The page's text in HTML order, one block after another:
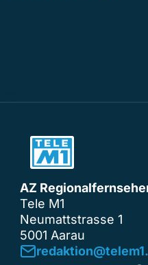
AZ
Tele M1
Neumattstrasse 1
5001 Aarau